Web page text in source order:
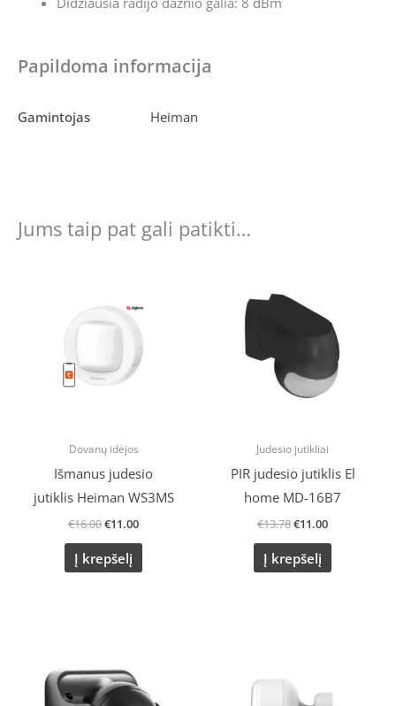
Papildoma informacija
Gamintojas Heiman
Jums taip pat gali patikti…
Dovanų idėjos
Išmanus judesio
jutiklis Heiman WS3MS
€16.00
€16.00.
€11.00
€11.00.
Į krepšelį
Judesio jutikliai
PIR judesio jutiklis El
home MD-16B7
€13.78
was:
€13.78.
€11.00
Į krepšelį